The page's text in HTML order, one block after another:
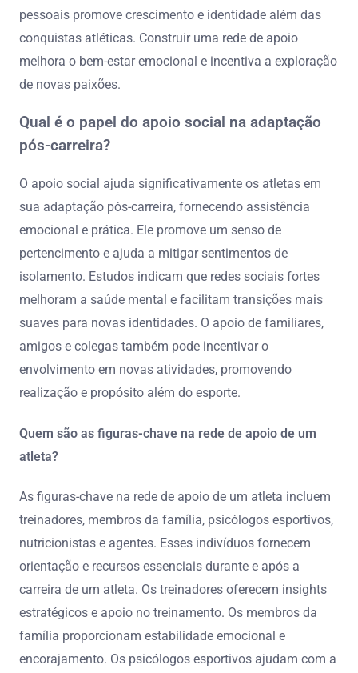
pessoais promove crescimento e identidade além das
conquistas atléticas. Construir uma rede de apoio
melhora o bem-estar emocional e incentiva a exploração
de novas paixões.
Qual é o papel do apoio social na adaptação
pós-carreira?
O apoio social ajuda significativamente os atletas em
sua adaptação pós-carreira, fornecendo assistência
emocional e prática. Ele promove um senso de
pertencimento e ajuda a mitigar sentimentos de
isolamento. Estudos indicam que redes sociais fortes
melhoram a saúde mental e facilitam transições mais
suaves para novas identidades. O apoio de familiares,
amigos e colegas também pode incentivar o
envolvimento em novas atividades, promovendo
realização e propósito além do esporte.
Quem são as figuras-chave na rede de apoio de um
atleta?
As figuras-chave na rede de apoio de um atleta incluem
treinadores, membros da família, psicólogos esportivos,
nutricionistas e agentes. Esses indivíduos fornecem
orientação e recursos essenciais durante e após a
carreira de um atleta. Os treinadores oferecem insights
estratégicos e apoio no treinamento. Os membros da
família proporcionam estabilidade emocional e
encorajamento. Os psicólogos esportivos ajudam com a